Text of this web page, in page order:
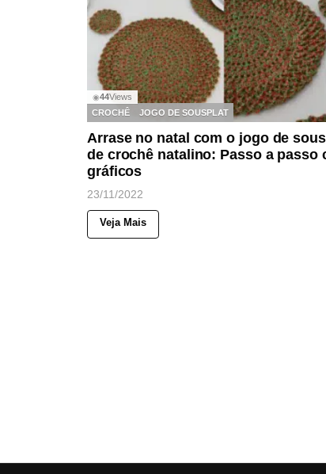
◉44Views
CROCHÊ
JOGO DE SOUSPLAT
Arrase no natal com o jogo de
de crochê natalino: Passo a passo
gráficos
23/11/2022
Veja Mais